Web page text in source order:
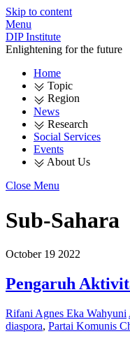
Skip to content
Menu
DIP Institute
Enlightening for the future
Home
Topic
Region
News
Research
Social Services
Events
About Us
Close Menu
Sub-Sahara
October 19 2022
Pengaruh
Rifani Agnes Eka Wahyuni
diaspora, Partai Komunis